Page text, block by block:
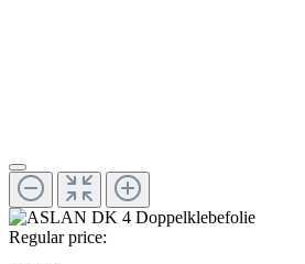
Regular price: